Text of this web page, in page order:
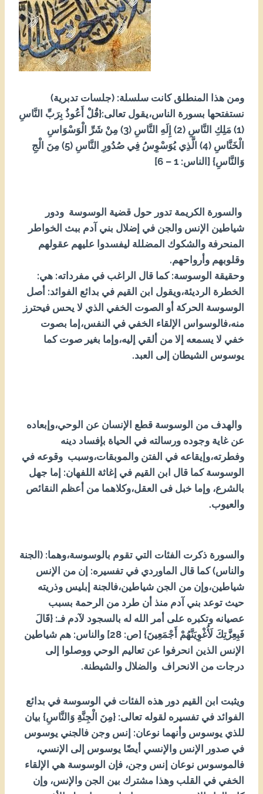
ومن هذا المنطلق كانت سلسلة: (جلسات تدبرية)
نستفتحها بسورة الناس،يقول تعالى:{قُلْ أَعُوذُ بِرَبِّ النَّاسِ
(1) مَلِكِ النَّاسِ (2) إِلَهِ النَّاسِ (3) مِنْ شَرِّ الْوَسْوَاسِ
الْخَنَّاسِ (4) الَّذِي يُوَسْوِسُ فِي صُدُورِ النَّاسِ (5) مِنَ الْجِ
وَالنَّاسِ} [الناس: 1 – 6]
والسورة الكريمة تدور حول قضية الوسوسة ودور
شياطين الإنس والجن في إضلال بني آدم ببث الخواطر
المنحرفة والشكوك المضللة ليفسدوا عليهم عقولهم
وقلوبهم وأرواحهم.
وحقيقة الوسوسة: كما قال الراغب في مفرداته: هي:
الخطرة الرديئة،ويقول ابن القيم في بدائع الفوائد: أصل
الوسوسة الحركة أو الصوت الخفي الذي لا يحس فيحترز
منه،فالوسواس الإلقاء الخفي في النفس،إما بصوت
خفي لا يسمعه إلا من ألقي إليه،وإما بغير صوت كما
يوسوس الشيطان إلى العبد.
والهدف من الوسوسة قطع الإنسان عن الوحي،وإبعاده
عن غاية وجوده ورسالته في الحياة بإفساد دينه
وفطرته،وإيقاعه في الفتن والموبقات،وسبب وقوعه في
الوسوسة كما قال ابن القيم في إغاثة اللفهان: إما جهل
بالشرع، وإما خبل فى العقل،وكلاهما من أعظم النقائص
والعيوب.
والسورة ذكرت الفئات التي تقوم بالوسوسة،وهما: (الجنة
والناس) كما قال الماوردي في تفسيره: إن من الإنس
شياطين،وإن من الجن شياطين،فالجنة إبليس وذريته
حيث توعد بني آدم منذ أن طرد من الرحمة بسبب
عصيانه وتكبره على أمر الله له بالسجود لآدم فـ: {قَالَ
فَبِعِزَّتِكَ لَأُغْوِيَنَّهُمْ أَجْمَعِينَ} [ص: 82] والناس: هم شياطين
الإنس الذين انحرفوا عن تعاليم الوحي ووصلوا إلى
درجات من الانحراف والضلال والشيطنة.
ويثبت ابن القيم دور هذه الفئات في الوسوسة في بدائع
الفوائد في تفسيره لقوله تعالى: {مِنَ الْجِنَّةِ وَالنَّاسِ} بيان
للذي يوسوس وأنهما نوعان: إنس وجن فالجني يوسوس
في صدور الإنس والإنسي أيضًا يوسوس إلى الإنسي،
فالموسوس نوعان إنس وجن، فإن الوسوسة هي الإلقاء
الخفي في القلب وهذا مشترك بين الجن والإنس، وإن